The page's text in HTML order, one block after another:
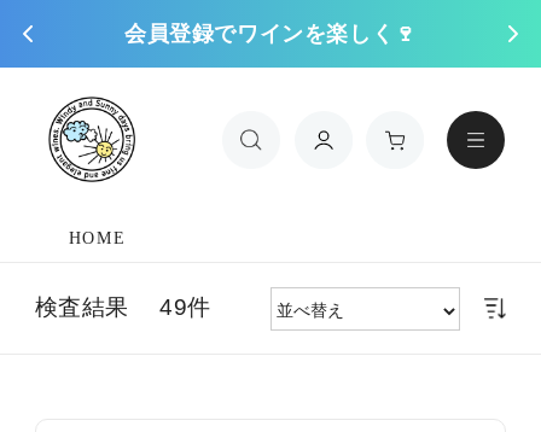
会員登録でワインを楽しく🍷
HOME
検査結果 49件